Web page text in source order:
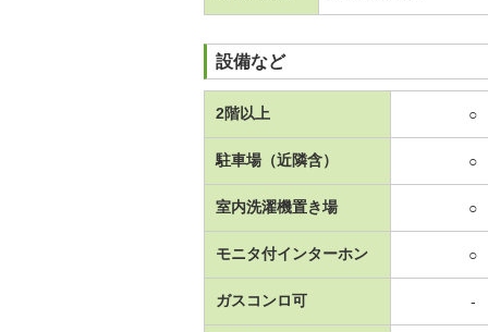
設備など
2階以上 ○
駐車場（近隣含） ○
室内洗濯機置き場 ○
モニタ付インターホン ○
ガスコンロ可 -